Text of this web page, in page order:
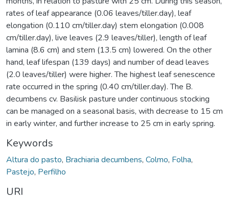
rates of leaf appearance (0.06 leaves/tiller.day), leaf
elongation (0.110 cm/tiller.day) stem elongation (0.008
cm/tiller.day), live leaves (2.9 leaves/tiller), length of leaf
lamina (8.6 cm) and stem (13.5 cm) lowered. On the other
hand, leaf lifespan (139 days) and number of dead leaves
(2.0 leaves/tiller) were higher. The highest leaf senescence
rate occurred in the spring (0.40 cm/tiller.day). The B.
decumbens cv. Basilisk pasture under continuous stocking
can be managed on a seasonal basis, with decrease to 15 cm
in early winter, and further increase to 25 cm in early spring.
Keywords
Altura do pasto, Brachiaria decumbens, Colmo, Folha,
Pastejo, Perfilho
URI